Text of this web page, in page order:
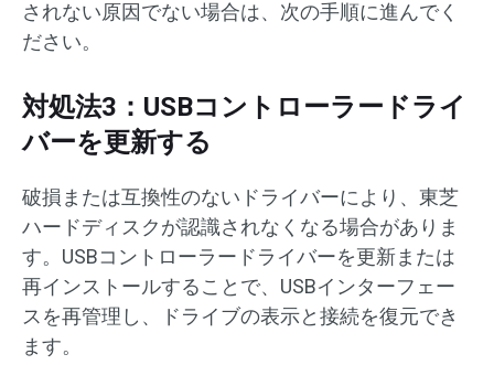
されない原因でない場合は、次の手順に進んでく
ださい。
対処法3：USBコントローラードライ
バーを更新する
破損または互換性のないドライバーにより、東芝
ハードディスクが認識されなくなる場合がありま
す。USBコントローラードライバーを更新または
再インストールすることで、USBインターフェー
スを再管理し、ドライブの表示と接続を復元でき
ます。